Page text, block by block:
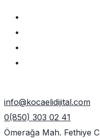
info@kocaelidijital.com
0(850) 303 02 41
Ömerağa Mah. Fethiye